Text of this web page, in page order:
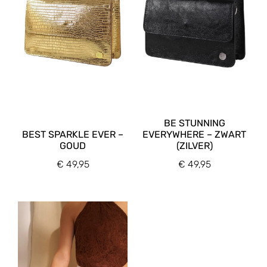
BEST SPARKLE EVER –
GOUD
€ 49,95
BE STUNNING
EVERYWHERE – ZWART
(ZILVER)
€ 49,95
Kleur accessoires
Goud (1)